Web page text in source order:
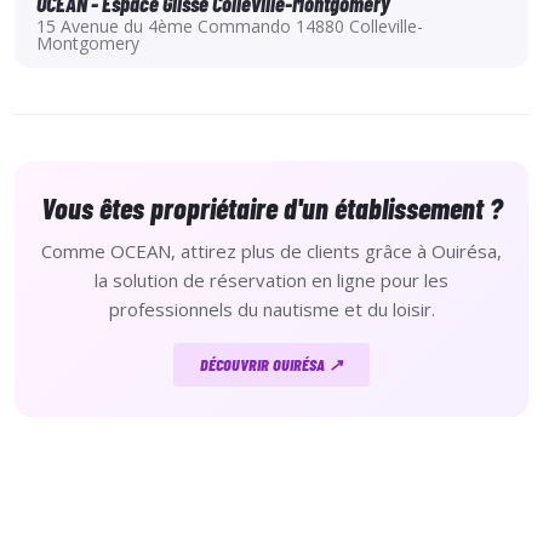
15 Avenue du 4ème Commando 14880 Colleville-
Montgomery
Vous êtes propriétaire d'un établissement ?
Comme OCEAN, attirez plus de clients grâce à Ouirésa,
la solution de réservation en ligne pour les
professionnels du nautisme et du loisir.
DÉCOUVRIR OUIRÉSA ↗